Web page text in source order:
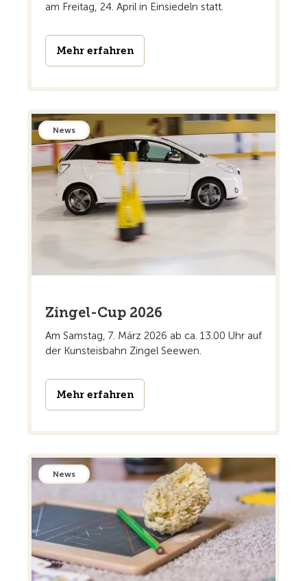
am Freitag, 24. April in Einsiedeln statt.
Mehr erfahren
News
Zingel-Cup 2026
Am Samstag, 7. März 2026 ab ca. 13.00 Uhr auf
der Kunsteisbahn Zingel Seewen.
Mehr erfahren
News